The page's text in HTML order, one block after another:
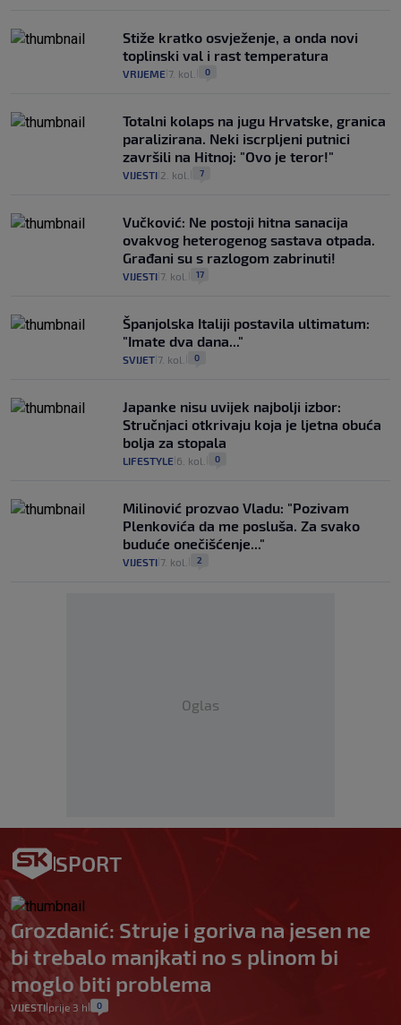
Stiže kratko osvježenje, a onda novi
toplinski val i rast temperatura
VRIJEME 7. kol. 0
Totalni kolaps na jugu Hrvatske, granica
paralizirana. Neki iscrpljeni putnici
završili na Hitnoj: "Ovo je teror!"
VIJESTI 2. kol. 7
Vučković: Ne postoji hitna sanacija
ovakvog heterogenog sastava otpada.
Građani su s razlogom zabrinuti!
VIJESTI 7. kol. 17
Španjolska Italiji postavila ultimatum:
"Imate dva dana..."
SVIJET 7. kol. 0
Japanke nisu uvijek najbolji izbor:
Stručnjaci otkrivaju koja je ljetna obuća
bolja za stopala
LIFESTYLE 6. kol. 0
Milinović prozvao Vladu: "Pozivam
Plenkovića da me posluša. Za svako
buduće onečišćenje..."
VIJESTI 7. kol. 2
Oglas
SPORT
Grozdanić: Struje i goriva na jesen ne
bi trebalo manjkati no s plinom bi
moglo biti problema
VIJESTI prije 3 h 0